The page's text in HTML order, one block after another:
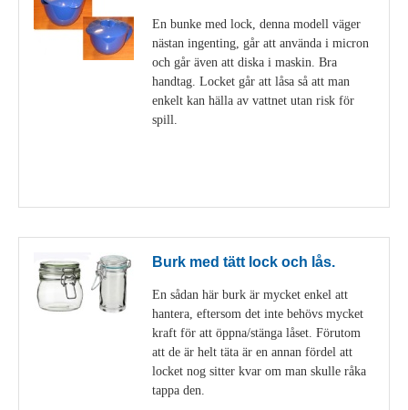
En bunke med lock, denna modell väger
nästan ingenting, går att använda i micron
och går även att diska i maskin. Bra
handtag. Locket går att låsa så att man
enkelt kan hälla av vattnet utan risk för
spill.
Burk med tätt lock och lås.
En sådan här burk är mycket enkel att
hantera, eftersom det inte behövs mycket
kraft för att öppna/stänga låset. Förutom
att de är helt täta är en annan fördel att
locket nog sitter kvar om man skulle råka
tappa den.